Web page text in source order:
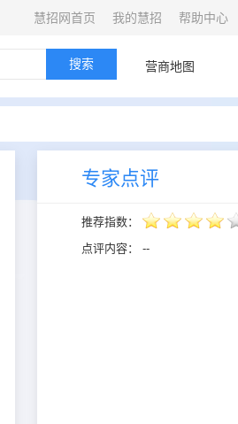
慧招网首页 我的慧招 帮助中心
首页 营商地图
搜索
专家点评
推荐指数：
点评内容： --